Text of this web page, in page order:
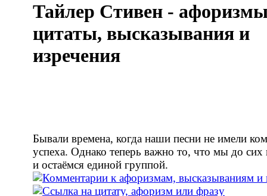
Тайлер Стивен -
цитаты, высказывания и
изречения
Бывали времена, когда наши песни не имели
успеха. Однако теперь важно то, что мы до сих
и остаёмся единой группой.